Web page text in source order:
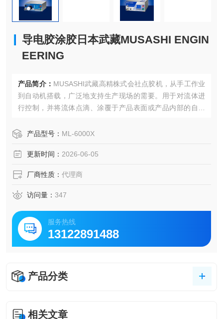
导电胶涂胶日本武藏MUSASHI ENGIN
EERING
产品简介： MUSASHI武藏高精株式会社点胶机，从手工作业
到自动机搭载，广泛地支持生产现场的需要。用于对流体进
行控制，并将流体点滴、涂覆于产品表面或产品内部的自动
化粘合剂、环氧树脂、润滑剂、助焊剂、药业、酒精等。适
学仪器等精密点胶。导电胶涂胶日本武藏MUSASHI ENGINE
产品型号： ML-6000X
更新时间： 2026-06-05
厂商性质： 代理商
访问量： 347
服务热线
13122891488
产品分类
相关文章